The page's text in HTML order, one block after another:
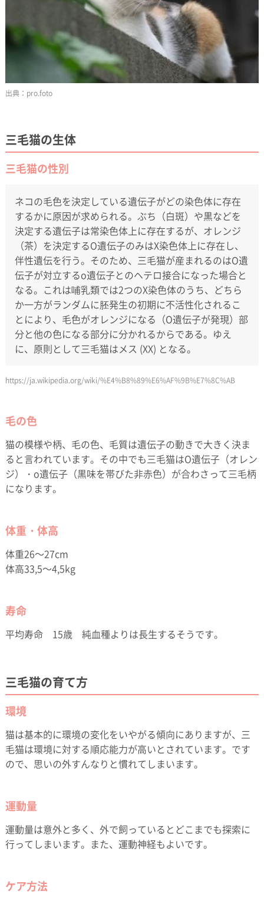
pro.foto
三毛猫の生体
三毛猫の性別
ネコの毛色を決定している遺伝子がどの染色体に存在
するかに原因が求められる。ぶち（白斑）や黒などを
決定する遺伝子は常染色体上に存在するが、オレンジ
（茶）を決定するO遺伝子のみはX染色体上に存在し、
伴性遺伝を行う。そのため、三毛猫が産まれるのはO遺
伝子が対立するo遺伝子とのヘテロ接合になった場合と
なる。これは哺乳類では2つのX染色体のうち、どちら
か一方がランダムに胚発生の初期に不活性化されるこ
とにより、毛色がオレンジになる（O遺伝子が発現）部
分と他の色になる部分に分かれるからである。ゆえ
に、原則として三毛猫はメス (XX) となる。
https://ja.wikipedia.org/wiki/%E4%B8%89%E6%AF%9B%E7%8C%AB
毛の色
猫の模様や柄、毛の色、毛質は遺伝子の動きで大きく決ま
ると言われています。その中でも三毛猫はO遺伝子（オレン
ジ）・o遺伝子（黒味を帯びた非赤色）が合わさって三毛柄
になります。
体重・体高
体重26～27cm
体高33,5～4,5kg
寿命
平均寿命 15歳 純血種よりは長生するそうです。
三毛猫の育て方
環境
猫は基本的に環境の変化をいやがる傾向にありますが、三
毛猫は環境に対する順応能力が高いとされています。です
ので、思いの外すんなりと慣れてしまいます。
運動量
運動量は意外と多く、外で飼っているとどこまでも探索に
行ってしまいます。また、運動神経もよいです。
ケア方法